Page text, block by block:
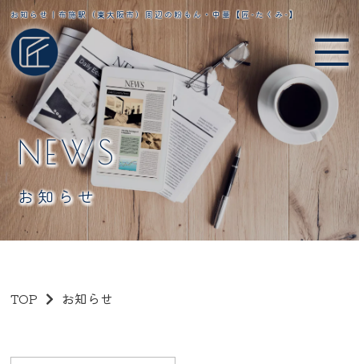
お知らせ｜布施駅（東大阪市）周辺の粉もん・中華【匠-たくみ-】
NEWS
お知らせ
TOP お知らせ